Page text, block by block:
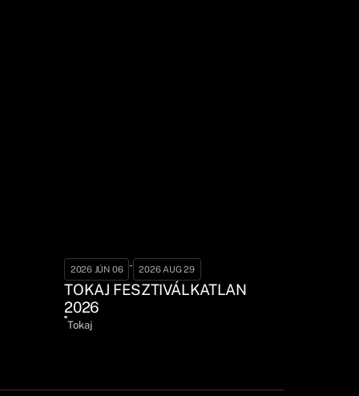
2026 JÚN 06 - 2026 AUG 29
TOKAJ FESZTIVÁLKATLAN
2026
Tokaj